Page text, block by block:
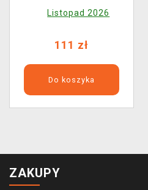
Listopad 2026
111 zł
Do koszyka
ZAKUPY